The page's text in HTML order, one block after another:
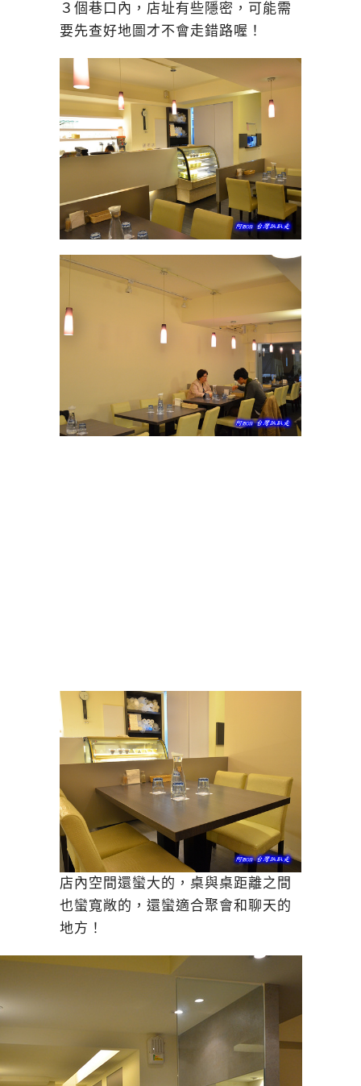
３個巷口內，店址有些隱密，可能需
要先查好地圖才不會走錯路喔！
店內空間還蠻大的，桌與桌距離之間
也蠻寬敞的，還蠻適合聚會和聊天的
地方！